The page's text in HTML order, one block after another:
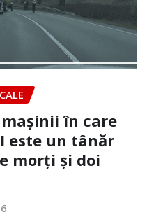
mașinii în care
este un tânăr
morți și doi